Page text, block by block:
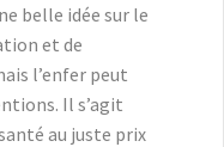
belle idée sur le
et de
l’enfer peut
Il s’agit
au juste prix